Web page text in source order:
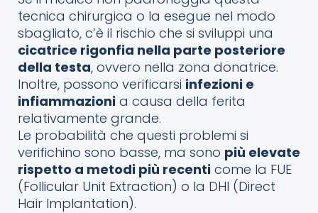
tecnica chirurgica o la esegue nel modo
sbagliato, c’è il rischio che si sviluppi una
cicatrice rigonfia nella parte posteriore
della testa, ovvero nella zona donatrice.
Inoltre, possono verificarsi infezioni e
infiammazioni a causa della ferita
relativamente grande.
Le probabilità che questi problemi si
verifichino sono basse, ma sono più elevate
rispetto a metodi più recenti come la FUE
(Follicular Unit Extraction) o la DHI (Direct
Hair Implantation).